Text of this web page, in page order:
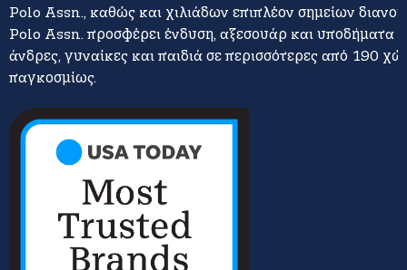
Polo Assn., καθώς και χιλιάδων επιπλέον σημείων
Polo Assn. προσφέρει ένδυση, αξεσουάρ και υποδήματα
άνδρες, γυναίκες και παιδιά σε περισσότερες από 190
παγκοσμίως.